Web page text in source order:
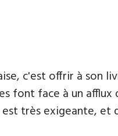
c'est offrir à
font face à un
très exigeante, et